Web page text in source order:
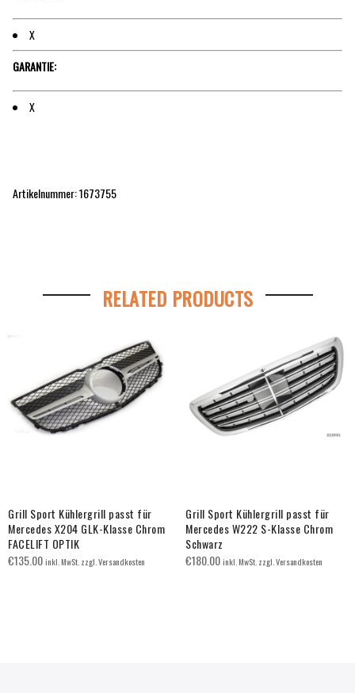
X
GARANTIE:
X
Artikelnummer: 1673755
RELATED PRODUCTS
Grill Sport Kühlergrill passt für
Mercedes X204 GLK-Klasse Chrom
FACELIFT OPTIK
€135.00inkl. MwSt. zzgl. Versandkosten
Grill Sport Kühlergrill passt für
Mercedes W222 S-Klasse Chrom
Schwarz
€180.00inkl. MwSt. zzgl. Versandkosten